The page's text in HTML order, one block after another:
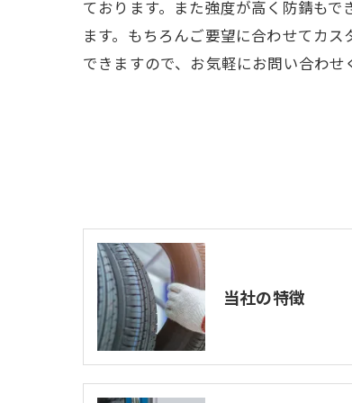
ております。また強度が高く防錆も
ます。もちろんご要望に合わせてカ
できますので、お気軽にお問い合わせ
当社の特徴